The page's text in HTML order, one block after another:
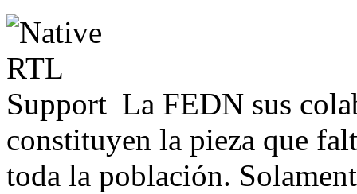
La FEDN sus
constituyen la pieza que
toda la población.